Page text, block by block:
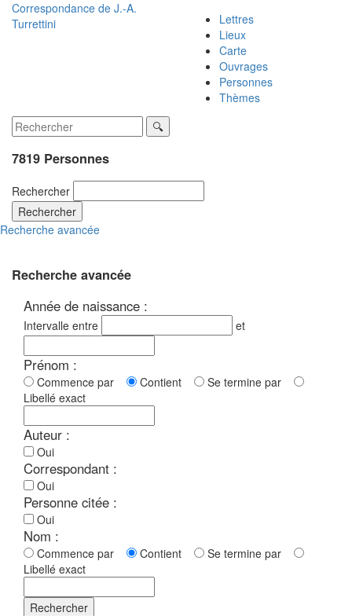
Correspondance de J.-A.
Turrettini
Lettres
Lieux
Carte
Ouvrages
Personnes
Thèmes
7819 Personnes
Rechercher
Rechercher
Recherche avancée
Recherche avancée
Année de naissance :
Intervalle entre et
Prénom :
Commence par Contient
Se termine par
Libellé exact
Auteur :
Oui
Correspondant :
Oui
Personne citée :
Oui
Nom :
Commence par Contient
Se termine par
Libellé exact
Rechercher